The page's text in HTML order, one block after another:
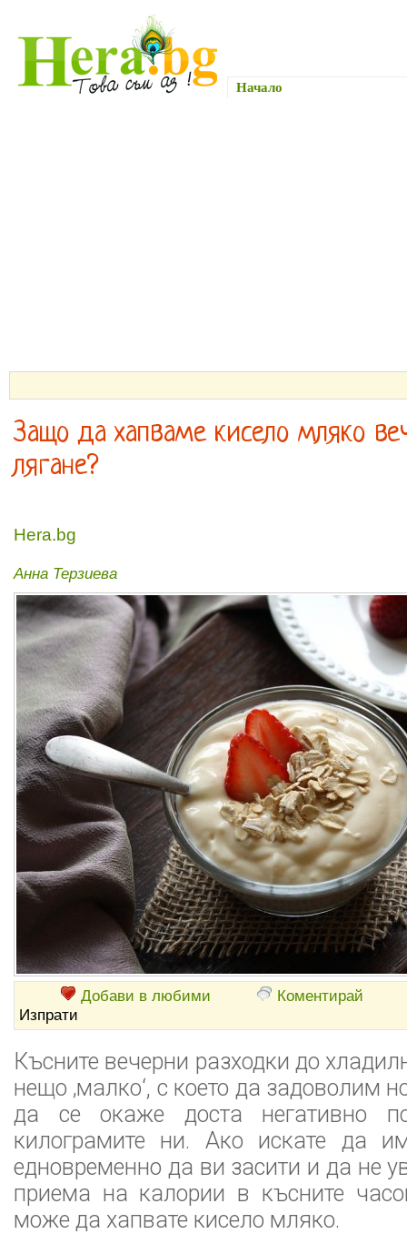
Начало
Защо да хапваме кисело мляко
лягане?
Hera.bg
Анна Терзиева
Добави в любими
Коментирай
Изпрати
Късните вечерни разходки до
нещо ‚малко‘, с което да задоволим
да се окаже доста негативно
килограмите ни. Ако искате да
едновременно да ви засити и да не
приема на калории в късните
може да хапвате кисело мляко.